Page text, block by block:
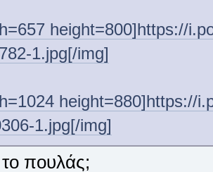
height=800]https://
1.jpg[/img]
height=880]https://
1.jpg[/img]
το πουλάς;